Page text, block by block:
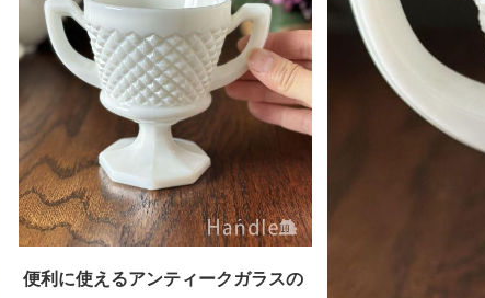
便利に使えるアンティークガラスの